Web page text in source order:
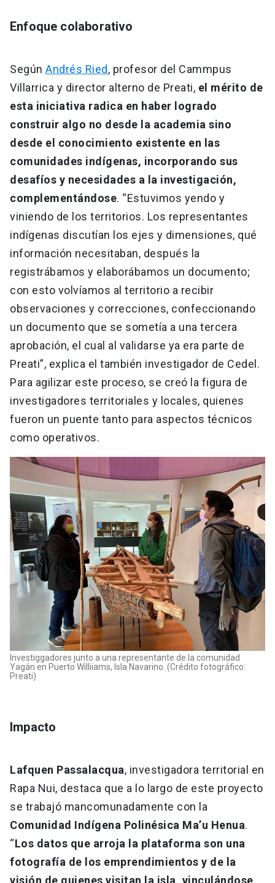
Enfoque colaborativo
Según Andrés Ried, profesor del Cammpus
Villarrica y director alterno de Preati, el mérito de
esta iniciativa radica en haber logrado
construir algo no desde la academia sino
desde el conocimiento existente en las
comunidades indígenas, incorporando sus
desafíos y necesidades a la investigación,
complementándose. “Estuvimos yendo y
viniendo de los territorios. Los representantes
indígenas discutían los ejes y dimensiones, qué
información necesitaban, después la
registrábamos y elaborábamos un documento;
con esto volvíamos al territorio a recibir
observaciones y correcciones, confeccionando
un documento que se sometía a una tercera
aprobación, el cual al validarse ya era parte de
Preati”, explica el también investigador de Cedel.
Para agilizar este proceso, se creó la figura de
investigadores territoriales y locales, quienes
fueron un puente tanto para aspectos técnicos
como operativos.
Investiggadores junto a una representante de la comunidad
Yagán en Puerto Williiams, Isla Navarino. (Crédito fotográfico:
Preati)
Impacto
Lafquen Passalacqua, investigadora territorial en
Rapa Nui, destaca que a lo largo de este proyecto
se trabajó mancomunadamente con la
Comunidad Indígena Polinésica Ma’u Henua.
“Los datos que arroja la plataforma son una
fotografía de los emprendimientos y de la